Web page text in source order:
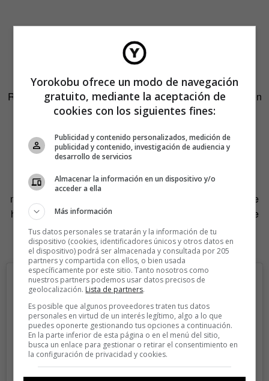
También se ha parado a investigar las diferentes
organizaciones de fibrosis quística de otros países como
Reino Unido, Estados Unidos, Canadá o Australia. «Tienen
programas muy interesantes y están muy comprometidos
Los «fiquis», que así se autodenominan los que padecen
González con los brazos abiertos. «Me han llegado
mensajes de gente de diferentes países que me piden que
haga más dibujos». En concreto, le hizo ilusión ver uno de
sus mocos versionado por una anciana con Alzheimer a
través del proyecto ‘Escribidanta’ dirigido por su nieto.
Yorokobu ofrece un modo de navegación
gratuito, mediante la aceptación de
cookies con los siguientes fines:
Publicidad y contenido personalizados, medición de
publicidad y contenido, investigación de audiencia y
desarrollo de servicios
Almacenar la información en un dispositivo y/o
acceder a ella
Más información
Tus datos personales se tratarán y la información de tu
dispositivo (cookies, identificadores únicos y otros datos en
el dispositivo) podrá ser almacenada y consultada por 205
partners y compartida con ellos, o bien usada
específicamente por este sitio. Tanto nosotros como
nuestros partners podemos usar datos precisos de
geolocalización. Lista de partners.
Es posible que algunos proveedores traten tus datos
personales en virtud de un interés legítimo, algo a lo que
puedes oponerte gestionando tus opciones a continuación.
En la parte inferior de esta página o en el menú del sitio,
busca un enlace para gestionar o retirar el consentimiento en
la configuración de privacidad y cookies.